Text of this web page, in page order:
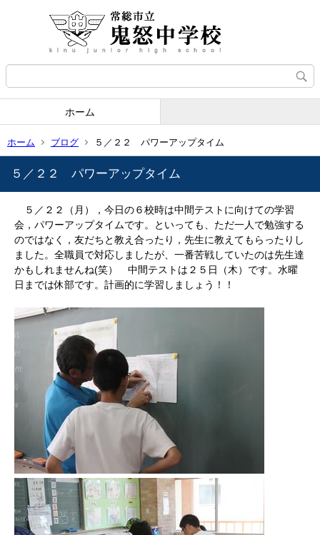
ホーム
ホーム ブログ ５／２２ パワーアップタイム
５／２２ パワーアップタイム
５／２２（月），今日の６校時は中間テストに向けての学習
会，パワーアップタイムです。といっても、ただ一人で勉強する
のではなく，友だちと教え合ったり，先生に教えてもらったりし
ました。全職員で対応しましたが、一番苦戦していたのは先生達
かもしれませんね(笑） 中間テストは２５日（木）です。水曜
日までは休部です。計画的に学習しましょう！！